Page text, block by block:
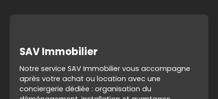
SAV Immobilier
Notre service SAV Immobilier vous accompagne
après votre achat ou location avec une
conciergerie dédiée : organisation du